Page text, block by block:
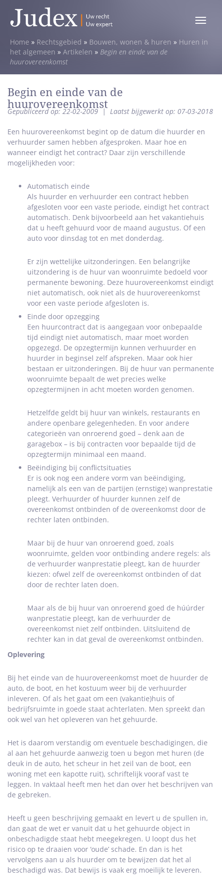
Toggle
Home » Rechtsgebied » Bouwen, wonen & huren » Huren in
het algemeen » Artikelen » Begin en einde van de
huurovereenkomst
Begin en einde van de
huurovereenkomst
Gepubliceerd op: 22-02-2009| Laatst bijgewerkt op: 07-03-2018
Een huurovereenkomst begint op de datum die huurder en
verhuurder samen hebben afgesproken. Maar hoe en
wanneer eindigt het contract? Daar zijn verschillende
mogelijkheden voor:
Automatisch einde
Als huurder en verhuurder een contract hebben
afgesloten voor een vaste periode, eindigt het contract
automatisch. Denk bijvoorbeeld aan het vakantiehuis
dat u heeft gehuurd voor de maand augustus. Of een
auto voor dinsdag tot en met donderdag.
Er zijn wettelijke uitzonderingen. Een belangrijke
uitzondering is de huur van woonruimte bedoeld voor
permanente bewoning. Deze huurovereenkomst eindigt
niet automatisch, ook niet als de huurovereenkomst
voor een vaste periode afgesloten is.
Einde door opzegging
Een huurcontract dat is aangegaan voor onbepaalde
tijd eindigt niet automatisch, maar moet worden
opgezegd. De opzegtermijn kunnen verhuurder en
huurder in beginsel zelf afspreken. Maar ook hier
bestaan er uitzonderingen. Bij de huur van permanente
woonruimte bepaalt de wet precies welke
opzegtermijnen in acht moeten worden genomen.
Hetzelfde geldt bij huur van winkels, restaurants en
andere openbare gelegenheden. En voor andere
categorieën van onroerend goed – denk aan de
garagebox – is bij contracten voor bepaalde tijd de
opzegtermijn minimaal een maand.
Beëindiging bij conflictsituaties
Er is ook nog een andere vorm van beëindiging,
namelijk als een van de partijen (ernstige) wanprestatie
pleegt. Verhuurder of huurder kunnen zelf de
overeenkomst ontbinden of de overeenkomst door de
rechter laten ontbinden.
Maar bij de huur van onroerend goed, zoals
woonruimte, gelden voor ontbinding andere regels: als
de verhuurder wanprestatie pleegt, kan de huurder
kiezen: ofwel zelf de overeenkomst ontbinden of dat
door de rechter laten doen.
Maar als de bij huur van onroerend goed de húúrder
wanprestatie pleegt, kan de verhuurder de
overeenkomst niet zelf ontbinden. Uitsluitend de
rechter kan in dat geval de overeenkomst ontbinden.
Oplevering
Bij het einde van de huurovereenkomst moet de huurder de
auto, de boot, en het kostuum weer bij de verhuurder
inleveren. Of als het gaat om een (vakantie)huis of
bedrijfsruimte in goede staat achterlaten. Men spreekt dan
ook wel van het opleveren van het gehuurde.
Het is daarom verstandig om eventuele beschadigingen, die
al aan het gehuurde aanwezig toen u begon met huren (de
deuk in de auto, het scheur in het zeil van de boot, een
woning met een kapotte ruit), schriftelijk vooraf vast te
leggen. In vaktaal heeft men het dan over het beschrijven van
de gebreken.
Heeft u geen beschrijving gemaakt en levert u de spullen in,
dan gaat de wet er vanuit dat u het gehuurde object in
onbeschadigde staat hebt meegekregen. U loopt dus het
risico op te draaien voor ‘oude’ schade. En dan is het
vervolgens aan u als huurder om te bewijzen dat het al
beschadigd was. Dat bewijs is vaak erg moeilijk te leveren.